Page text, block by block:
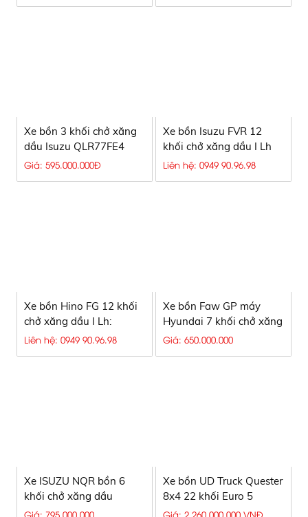
Xe bồn 3 khối chở xăng
dầu Isuzu QLR77FE4
đầu vuông 2023
Giá: 595.000.000Đ
Xe bồn Isuzu FVR 12
khối chở xăng dầu I Lh
0949909698
Liên hệ: 0949 90.96.98
Xe bồn Hino FG 12 khối
chở xăng dầu I Lh:
0949909698
Liên hệ: 0949 90.96.98
Xe bồn Faw GP máy
Hyundai 7 khối chở xăng
dầu
Giá: 650.000.000
Xe ISUZU NQR bồn 6
khối chở xăng dầu
Giá: 795.000.000
Xe bồn UD Truck Quester
8x4 22 khối Euro 5
Giá: 2.260.000.000 VNĐ